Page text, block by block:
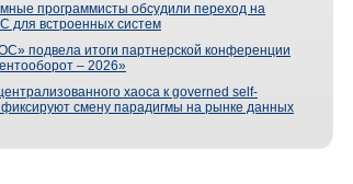
программисты обсудили переход на
для встроенных систем
подвела итоги партнерской конференции
– 2026»
хаоса к governed self-
смену парадигмы на рынке данных